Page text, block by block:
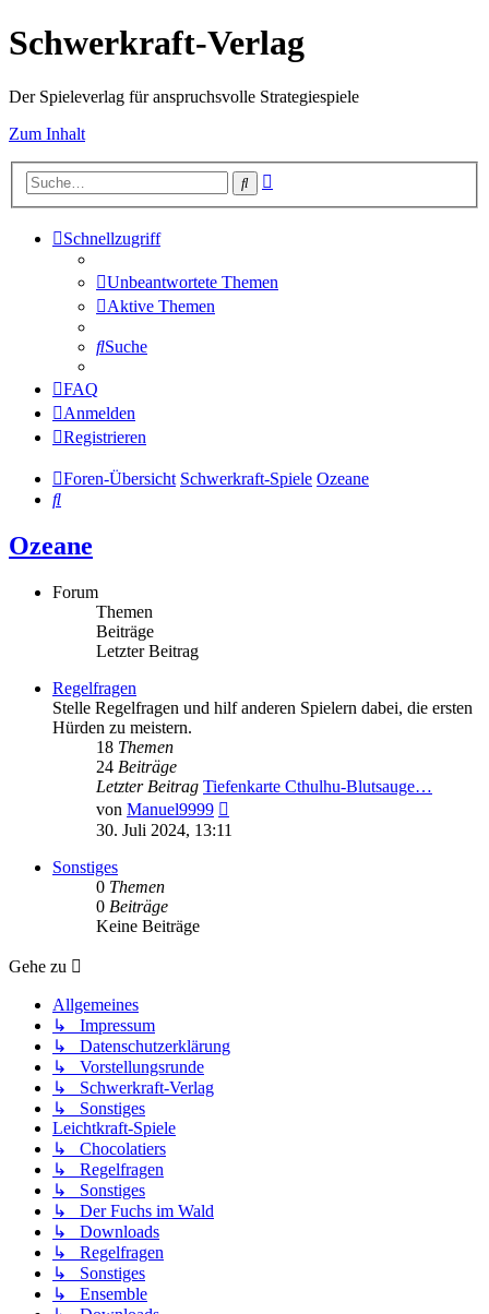
Schwerkraft-Verlag
Der Spieleverlag für anspruchsvolle Strategiespiele
Zum Inhalt
Suche
Schnellzugriff
Unbeantwortete Themen
Aktive Themen
Suche
FAQ
Anmelden
Registrieren
Foren-Übersicht Schwerkraft-Spiele Ozeane
Suche
Ozeane
Forum
Themen
Beiträge
Letzter Beitrag
Regelfragen
Stelle Regelfragen und hilf anderen Spielern dabei, die ersten
Hürden zu meistern.
18 Themen
24 Beiträge
Letzter Beitrag Tiefenkarte Cthulhu-Blutsauge…
von Manuel9999
Beitrag
30. Juli 2024, 13:11
Sonstiges
0 Themen
0 Beiträge
Keine Beiträge
Gehe zu
Allgemeines
↳ Impressum
↳ Datenschutzerklärung
↳ Vorstellungsrunde
↳ Schwerkraft-Verlag
↳ Sonstiges
Leichtkraft-Spiele
↳ Chocolatiers
↳ Regelfragen
↳ Sonstiges
↳ Der Fuchs im Wald
↳ Downloads
↳ Regelfragen
↳ Sonstiges
↳ Ensemble